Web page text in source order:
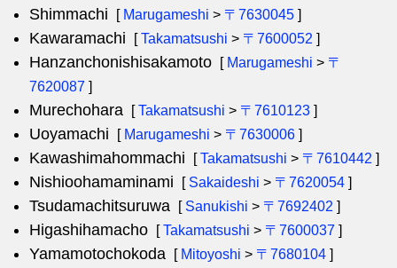
Shimmachi [ Marugameshi > 〒7630045 ]
Kawaramachi [Takamatsushi > 〒7600052 ]
Hanzanchonishisakamoto [ Marugameshi > 〒
7620087 ]
Murechohara [Takamatsushi > 〒7610123 ]
Uoyamachi [ Marugameshi > 〒7630006 ]
Kawashimahommachi [Takamatsushi > 〒7610442 ]
Nishioohamaminami [ Sakaideshi > 〒7620054 ]
Tsudamachitsuruwa [ Sanukishi > 〒7692402 ]
Higashihamacho [Takamatsushi > 〒7600037 ]
Yamamotochokoda [ Mitoyoshi > 〒7680104 ]